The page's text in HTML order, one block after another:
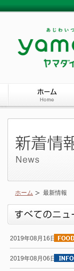
ホーム 最新情報
2019年08月16日
2019年08月06日